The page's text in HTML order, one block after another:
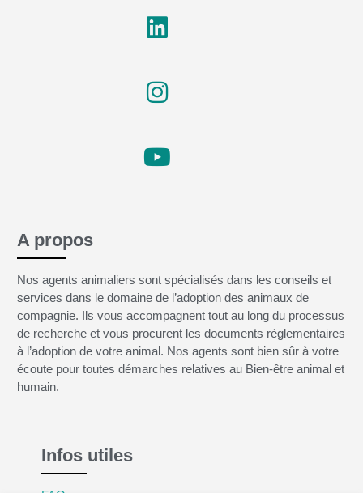
A propos
Nos agents animaliers sont spécialisés dans les conseils et
services dans le domaine de l’adoption des animaux de
compagnie. Ils vous accompagnent tout au long du processus
de recherche et vous procurent les documents règlementaires
à l’adoption de votre animal. Nos agents sont bien sûr à votre
écoute pour toutes démarches relatives au Bien-être animal et
humain.
Infos utiles